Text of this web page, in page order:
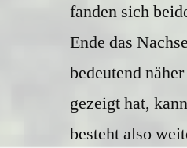
fanden sich
Ende das
bedeutend
gezeigt hat,
besteht also